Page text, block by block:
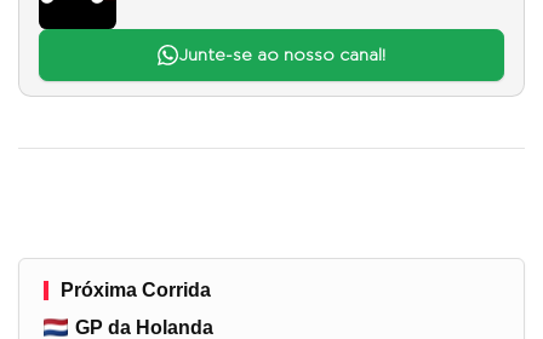
Junte-se ao nosso canal!
Próxima Corrida
GP da Holanda